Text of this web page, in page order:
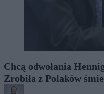
Chcą odwołania
Zrobiła z Polaków